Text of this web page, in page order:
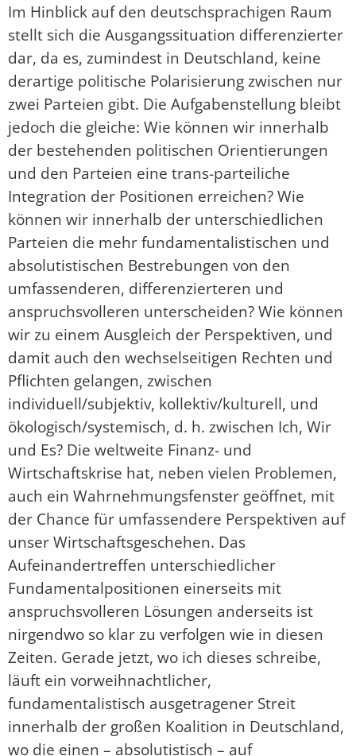
Im Hinblick auf den deutschsprachigen Raum
stellt sich die Ausgangssituation differenzierter
dar, da es, zumindest in Deutschland, keine
derartige politische Polarisierung zwischen nur
zwei Parteien gibt. Die Aufgabenstellung bleibt
jedoch die gleiche: Wie können wir innerhalb
der bestehenden politischen Orientierungen
und den Parteien eine trans-parteiliche
Integration der Positionen erreichen? Wie
können wir innerhalb der unterschiedlichen
Parteien die mehr fundamentalistischen und
absolutistischen Bestrebungen von den
umfassenderen, differenzierteren und
anspruchsvolleren unterscheiden? Wie können
wir zu einem Ausgleich der Perspektiven, und
damit auch den wechselseitigen Rechten und
Pflichten gelangen, zwischen
individuell/subjektiv, kollektiv/kulturell, und
ökologisch/systemisch, d. h. zwischen Ich, Wir
und Es? Die weltweite Finanz- und
Wirtschaftskrise hat, neben vielen Problemen,
auch ein Wahrnehmungsfenster geöffnet, mit
der Chance für umfassendere Perspektiven auf
unser Wirtschaftsgeschehen. Das
Aufeinandertreffen unterschiedlicher
Fundamentalpositionen einerseits mit
anspruchsvolleren Lösungen anderseits ist
nirgendwo so klar zu verfolgen wie in diesen
Zeiten. Gerade jetzt, wo ich dieses schreibe,
läuft ein vorweihnachtlicher,
fundamentalistisch ausgetragener Streit
innerhalb der großen Koalition in Deutschland,
wo die einen – absolutistisch – auf